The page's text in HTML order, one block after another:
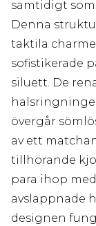
samtidigt
Denna
taktila
sofistikerade
siluett. De
övergår
av ett
tillhörande
para ihop
avslappnade
designen